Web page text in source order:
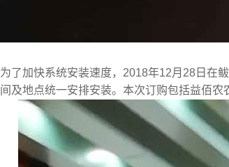
为了加快系统安装速度， 2018年12月 28 日在
间及地点统一安排安装。本次订购包括益佰农